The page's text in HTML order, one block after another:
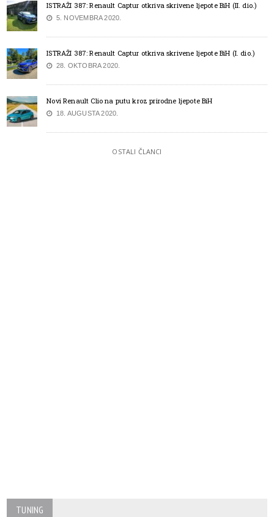
ISTRAŽI 387: Renault Captur otkriva skrivene ljepote BiH (II. dio.)
5. NOVEMBRA 2020.
ISTRAŽI 387: Renault Captur otkriva skrivene ljepote BiH (I. dio.)
28. OKTOBRA 2020.
Novi Renault Clio na putu kroz prirodne ljepote BiH
18. AUGUSTA 2020.
OSTALI ČLANCI
TUNING